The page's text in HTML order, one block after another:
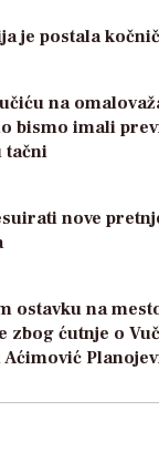
je postala
na
bismo imali
tačni
nove
ostavku na
zbog ćutnje o